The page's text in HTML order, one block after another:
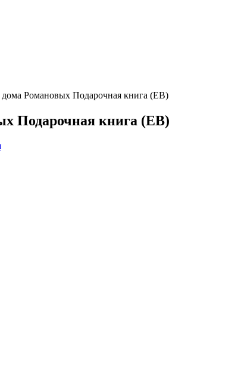
Романовых Подарочная книга (EB)
Подарочная книга (EB)